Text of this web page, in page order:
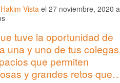
Vista el 27 noviembre, 2020 a
tuve la oportunidad de
una y uno de tus
que permiten
y grandes retos